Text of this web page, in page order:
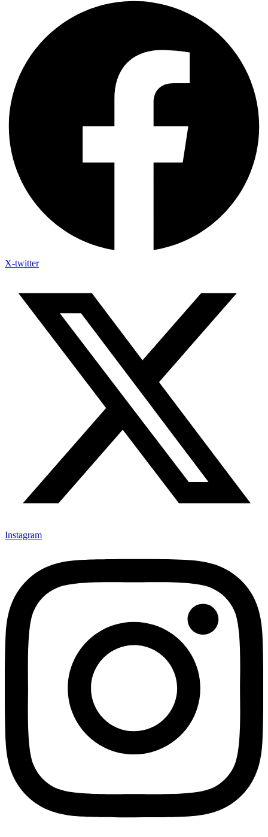
X-twitter
Instagram